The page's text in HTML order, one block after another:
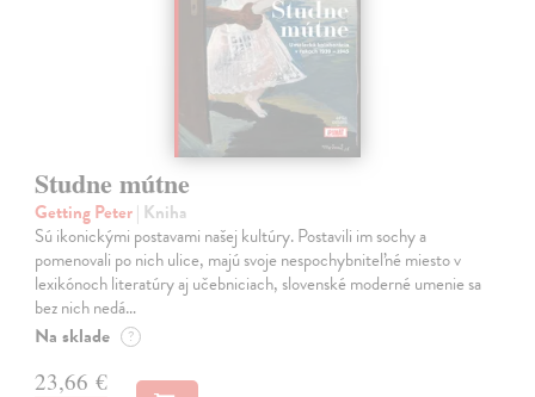
Studne mútne
Getting Peter| Kniha
Sú ikonickými postavami našej kultúry. Postavili im sochy a
pomenovali po nich ulice, majú svoje nespochybniteľné miesto v
lexikónoch literatúry aj učebniciach, slovenské moderné umenie sa
bez nich nedá…
Na sklade ?
23,66 €